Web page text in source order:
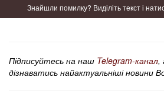
Знайшли помилку? Виділіть текст і
Підписуйтесь на наш Telegram-канал,
дізнаватись найактуальніші новини